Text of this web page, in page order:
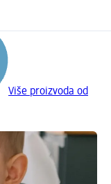
Više proizvoda od